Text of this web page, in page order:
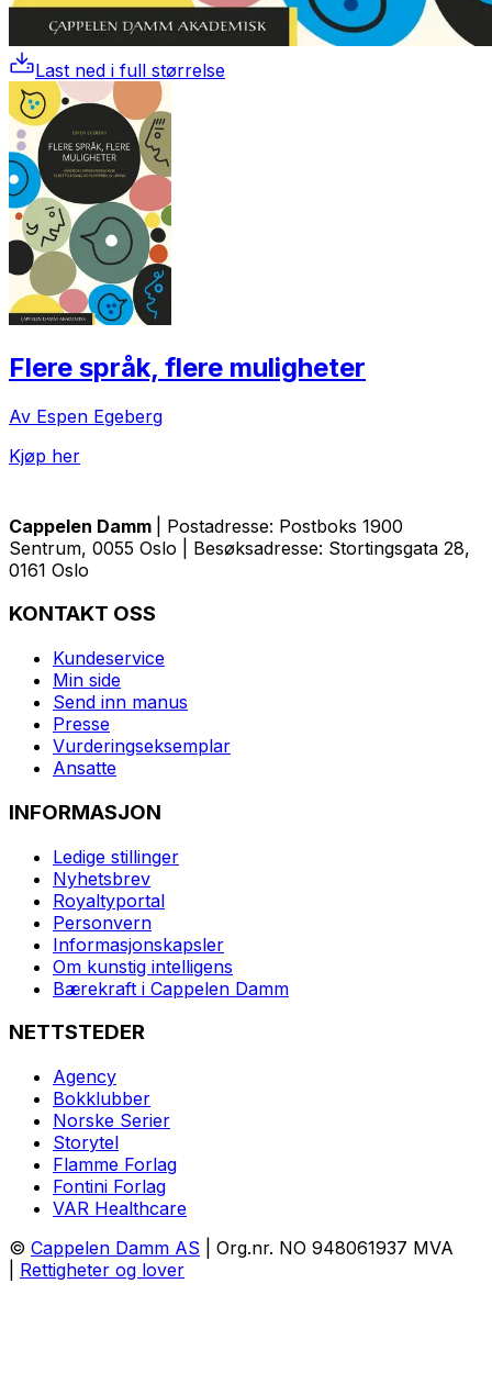
Last ned i full størrelse
Flere språk, flere muligheter
Av Espen Egeberg
Kjøp her
Cappelen Damm
| Postadresse: Postboks 1900
Sentrum, 0055 Oslo | Besøksadresse: Stortingsgata 28,
0161 Oslo
KONTAKT OSS
Kundeservice
Min side
Send inn manus
Presse
Vurderingseksemplar
Ansatte
INFORMASJON
Ledige stillinger
Nyhetsbrev
Royaltyportal
Personvern
Informasjonskapsler
Om kunstig intelligens
Bærekraft i Cappelen Damm
NETTSTEDER
Agency
Bokklubber
Norske Serier
Storytel
Flamme Forlag
Fontini Forlag
VAR Healthcare
© Cappelen Damm AS | Org.nr. NO 948061937 MVA
Rettigheter og lover